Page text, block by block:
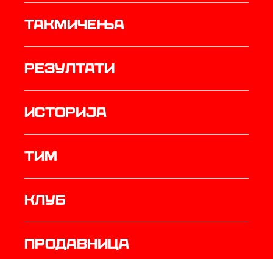
Такмичења
резултати
историја
ТИМ
Клуб
продавница